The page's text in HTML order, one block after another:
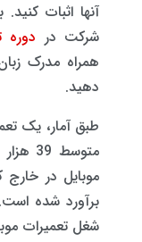
آنها اثبات
شرکت در دوره
همراه مدرک
دهید.
طبق آمار، یک
برآورد شده